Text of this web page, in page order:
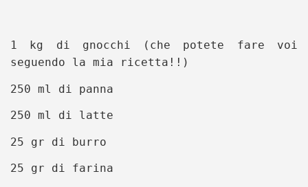
1 kg di gnocchi (che potete fare voi
seguendo la mia ricetta!!)
250 ml di panna
250 ml di latte
25 gr di burro
25 gr di farina